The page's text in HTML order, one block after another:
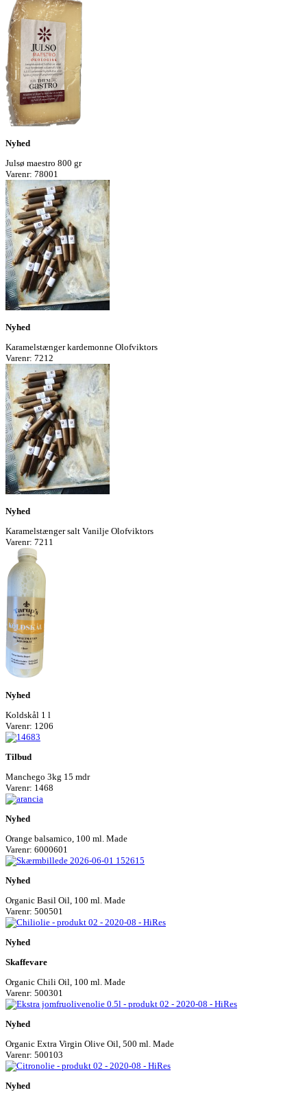
Nyhed
Julsø maestro 800 gr
Varenr: 78001
Nyhed
Karamelstænger kardemonne Olofviktors
Varenr: 7212
Nyhed
Karamelstænger salt Vanilje Olofviktors
Varenr: 7211
Nyhed
Koldskål 1 l
Varenr: 1206
Tilbud
Manchego 3kg 15 mdr
Varenr: 1468
Nyhed
Orange balsamico, 100 ml. Made
Varenr: 6000601
Nyhed
Organic Basil Oil, 100 ml. Made
Varenr: 500501
Nyhed
Skaffevare
Organic Chili Oil, 100 ml. Made
Varenr: 500301
Nyhed
Organic Extra Virgin Olive Oil, 500 ml. Made
Varenr: 500103
Nyhed